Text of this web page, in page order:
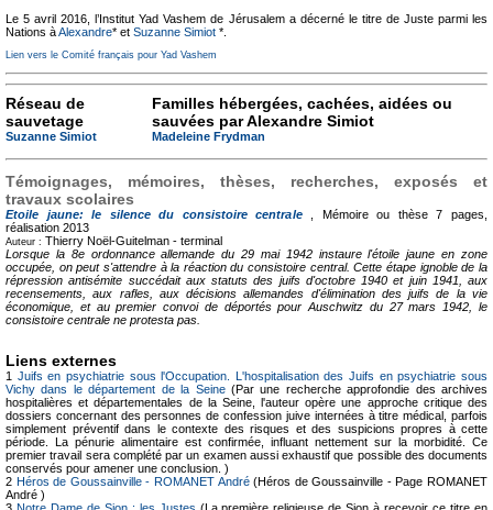
Le 5 avril 2016, l’Institut Yad Vashem de Jérusalem a décerné le titre de Juste parmi les
Nations àAlexandre* et Suzanne Simiot *.
Lien vers le Comité français pour Yad Vashem
Réseau de
sauvetage
Suzanne Simiot
Familles hébergées, cachées, aidées ou
sauvées par Alexandre Simiot
Madeleine Frydman
Témoignages, mémoires, thèses, recherches, exposés et
travaux scolaires
Etoile jaune: le silence du consistoire centrale, Mémoire ou thèse
7 pages,
réalisation 2013
Auteur : Thierry Noël-Guitelman - terminal
Lorsque la 8e ordonnance allemande du 29 mai 1942 instaure l'étoile jaune en zone
occupée, on peut s'attendre à la réaction du consistoire central. Cette étape ignoble de la
répression antisémite succédait aux statuts des juifs d'octobre 1940 et juin 1941, aux
recensements, aux rafles, aux décisions allemandes d'élimination des juifs de la vie
économique, et au premier convoi de déportés pour Auschwitz du 27 mars 1942, le
consistoire centrale ne protesta pas.
Liens externes
1 Juifs en psychiatrie sous l'Occupation. L'hospitalisation des Juifs en psychiatrie sous
Vichy dans le département de la Seine (Par une recherche approfondie des archives
hospitalières et départementales de la Seine, l'auteur opère une approche critique des
dossiers concernant des personnes de confession juive internées à titre médical, parfois
simplement préventif dans le contexte des risques et des suspicions propres à cette
période. La pénurie alimentaire est confirmée, influant nettement sur la morbidité. Ce
premier travail sera complété par un examen aussi exhaustif que possible des documents
conservés pour amener une conclusion. )
2 Héros de Goussainville - ROMANET André(Héros de Goussainville - Page ROMANET
André )
3 Notre Dame de Sion : les Justes (La première religieuse de Sion à recevoir ce titre en